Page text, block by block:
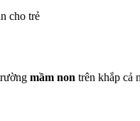
cho trẻ
mầm non trên khắp cả